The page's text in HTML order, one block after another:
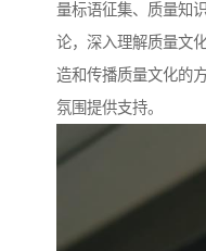
量标语征集、质量知
论，深入理解质量文
造和传播质量文化的
氛围提供支持。